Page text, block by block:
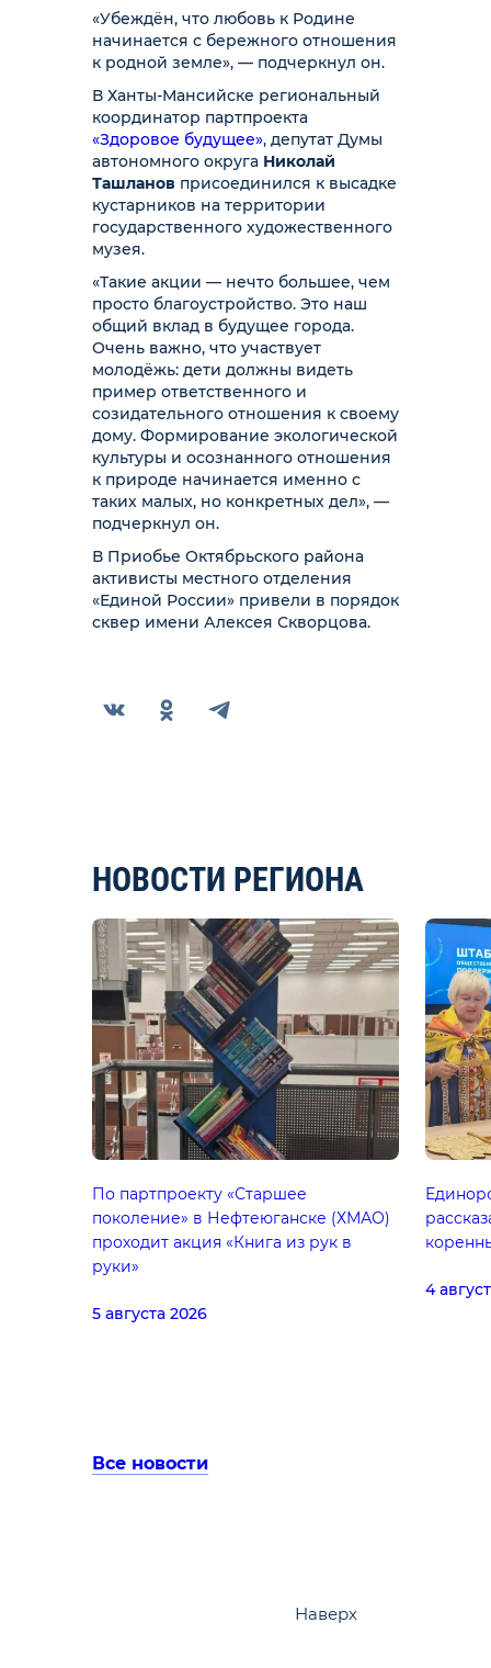
«Убеждён, что любовь к Родине
начинается с бережного отношения
к родной земле», — подчеркнул он.
В Ханты-Мансийске региональный
координатор партпроекта
«Здоровое будущее», депутат Думы
автономного округа Николай
Ташланов присоединился к высадке
кустарников на территории
государственного художественного
музея.
«Такие акции — нечто большее, чем
просто благоустройство. Это наш
общий вклад в будущее города.
Очень важно, что участвует
молодёжь: дети должны видеть
пример ответственного и
созидательного отношения к своему
дому. Формирование экологической
культуры и осознанного отношения
к природе начинается именно с
таких малых, но конкретных дел», —
подчеркнул он.
В Приобье Октябрьского района
активисты местного отделения
«Единой России» привели в порядок
сквер имени Алексея Скворцова.
НОВОСТИ РЕГИОНА
По партпроекту «Старшее
поколение» в Нефтеюганске (ХМАО)
проходит акция «Книга из рук в
руки»
5 августа 2026
4
Все новости
Наверх